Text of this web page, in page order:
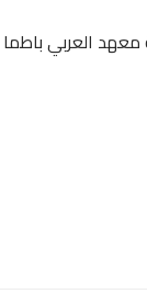
معهد العربي